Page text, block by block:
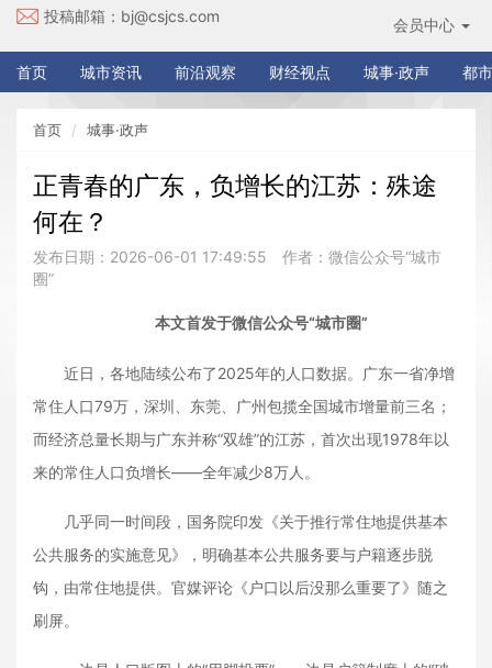
投稿邮箱： bj@csjcs.com 会员中心
首页 城市资讯 前沿观察 财经视点 城事·政声 都
首页 城事·政声
正青春的广东，负增长的江苏：殊途
何在？
发布日期：2026-06-01 17:49:55
作者：微信公众号“城市
圈”
本文首发于微信公众号“城市圈”
近日，各地陆续公布了2025年的人口数据。广东一省净增
常住人口79万，深圳、东莞、广州包揽全国城市增量前三名；
而经济总量长期与广东并称“双雄”的江苏，首次出现1978年以
来的常住人口负增长——全年减少8万人。
几乎同一时间段，国务院印发《关于推行常住地提供基本
公共服务的实施意见》，明确基本公共服务要与户籍逐步脱
钩，由常住地提供。官媒评论《户口以后没那么重要了》随之
刷屏。